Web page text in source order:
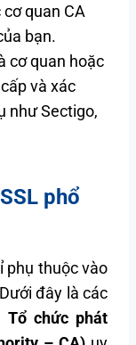
quan CA
bạn.
cơ quan hoặc
và xác
như Sectigo,
phổ
phụ thuộc vào
đây là các
Tổ chức phát